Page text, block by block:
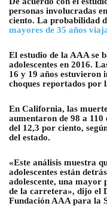
personas involucradas
ciento. La probabilidad
mayores de 35 años
El estudio de la AAA se
adolescentes en 2016.
16 y 19 años estuvieron
choques reportados por
En California, las
aumentaron de 98 a 110
del 12,3 por ciento,
del estado.
«Este análisis muestra
adolescentes están
adolescente, una mayor
de la carretera», dijo el
Fundación AAA para la